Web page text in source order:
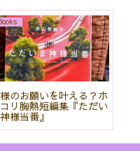
のお願いを叶える？ホ
リ胸熱短編集『ただい
様当番』